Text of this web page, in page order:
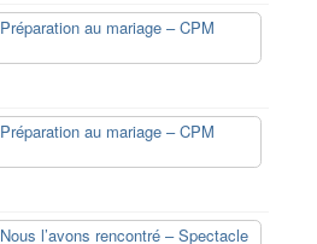
Préparation au mariage – CPM
Préparation au mariage – CPM
Nous l’avons rencontré – Spectacle